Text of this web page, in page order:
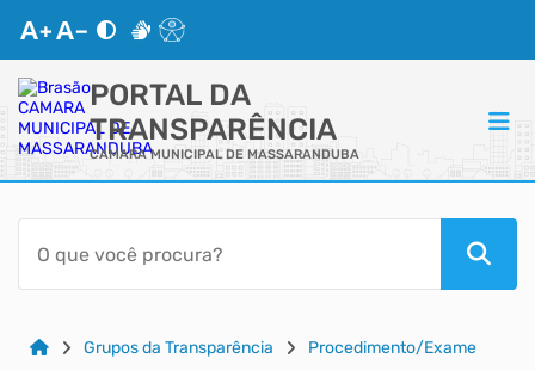
PORTAL DA
TRANSPARÊNCIA
CAMARA MUNICIPAL DE MASSARANDUBA
ACESSO RÁPIDO
Acessibilidade
CidadãoGrupos da Transparência Procedimento/Exame